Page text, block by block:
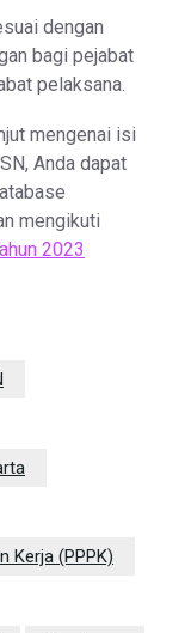
dengan
bagi pejabat
pelaksana.
mengenai isi
Anda dapat
mengikuti
2023
Kerja (PPPK)